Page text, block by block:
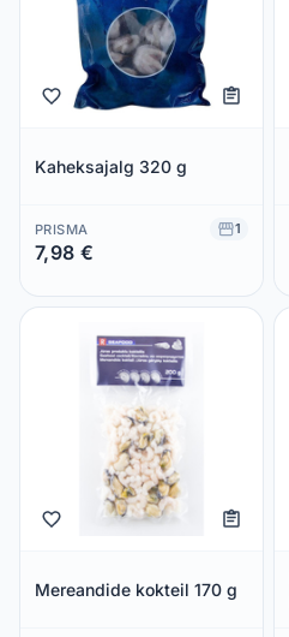
Kaheksajalg 320 g
PRISMA 1
7,98 €
Mereandide kokteil 170 g